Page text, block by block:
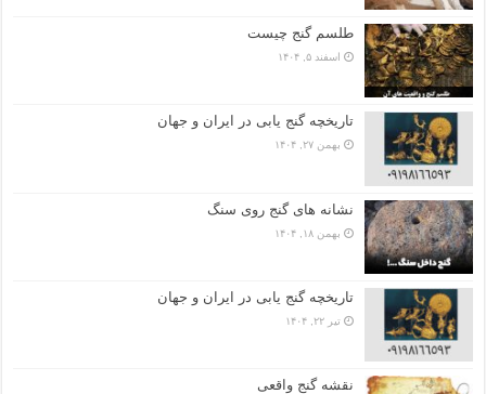
طلسم گنج چیست
اسفند ۵, ۱۴۰۴
تاریخچه گنج‌ یابی در ایران و جهان
بهمن ۲۷, ۱۴۰۴
نشانه های گنج روی سنگ
بهمن ۱۸, ۱۴۰۴
تاریخچه گنج‌ یابی در ایران و جهان
تیر ۲۲, ۱۴۰۴
نقشه گنج واقعی